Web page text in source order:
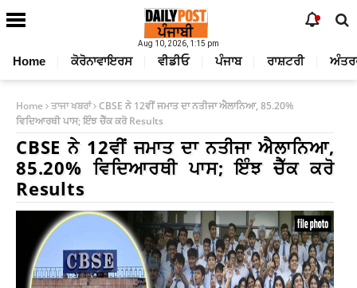
Aug 10, 2026, 1:15 pm
Home ਕੋਰੋਨਾਵਾਇਰਸ ਵੀਡੀਓ ਪੰਜਾਬ ਰਾਸ਼ਟਰੀ
Home ਤਾਜਾ ਖਬਰਾਂ CBSE ਨੇ 12ਵੀਂ ਜਮਾਤ ਦਾ ਨਤੀਜਾ ਐਲਾਨਿਆ, 85.20%
ਵਿਦਿਆਰਥੀ ਪਾਸ; ਇੰਝ ਚੈੱਕ ਕਰੋ Results
CBSE ਨੇ 12ਵੀਂ ਜਮਾਤ ਦਾ ਨਤੀਜਾ ਐਲਾਨਿਆ,
85.20% ਵਿਦਿਆਰਥੀ ਪਾਸ; ਇੰਝ ਚੈੱਕ ਕਰੋ
Results